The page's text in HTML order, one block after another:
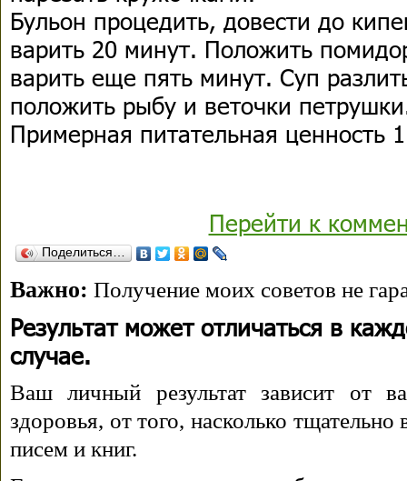
Бульон процедить, довести до
варить 20 минут. Положить
варить еще пять минут. Суп
положить рыбу и веточки
Примерная питательная ценность
Перейти к
Поделиться…
Важно: Получение моих советов не
Результат может отличаться в
случае.
Ваш личный результат зависит от
здоровья, от того, насколько
писем и книг.